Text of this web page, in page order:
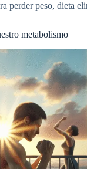
perder peso, dieta
metabolismo